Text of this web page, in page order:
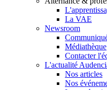
La VAE
Newsroom
Médiathèque
Contacter
L'actualité
Nos articles
Nos